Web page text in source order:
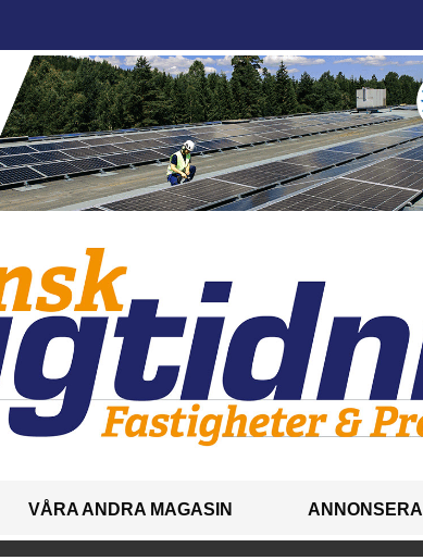
VÅRA ANDRA MAGASIN ANNONSERA